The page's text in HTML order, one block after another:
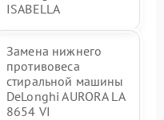
ISABELLA
Замена нижнего
противовеса
стиральной машины
DeLonghi AURORA LA
8654 VI